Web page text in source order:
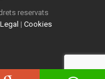
reservats
| Cookies
